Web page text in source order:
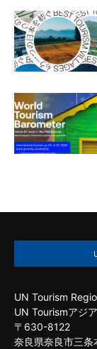
UN Tourism
UN Tourismアジ
〒630-8122
奈良県奈良市三条